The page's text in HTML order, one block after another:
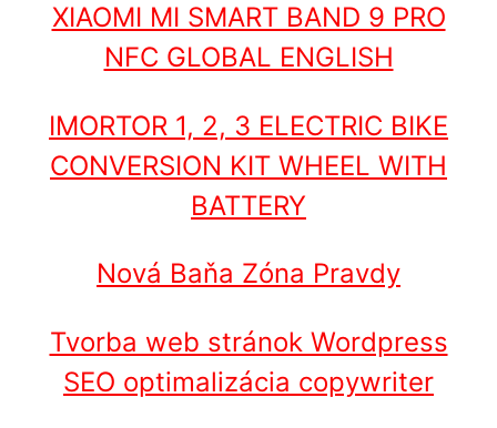
XIAOMI MI SMART BAND 9 PRO
NFC GLOBAL ENGLISH
IMORTOR 1, 2, 3 ELECTRIC BIKE
CONVERSION KIT WHEEL WITH
BATTERY
Nová Baňa Zóna Pravdy
Tvorba web stránok Wordpress
SEO optimalizácia copywriter